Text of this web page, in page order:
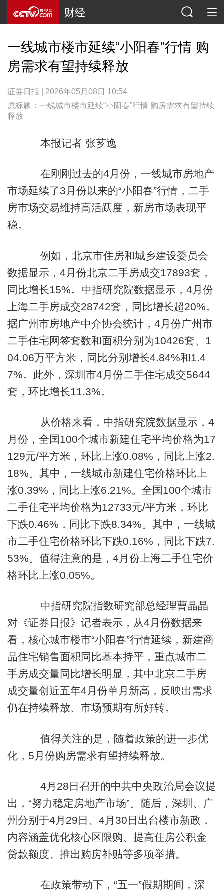
财经
一线城市楼市延续“小阳春”行情 购
房需求有望持续释放
证券日报 | 2026年05月08日 10:54
原标题：一线城市楼市延续“小阳春”行情 购房需求有望持续
释放
本报记者 张芗逸
在刚刚过去的4月份，一线城市房地产
市场延续了3月份以来的“小阳春”行情，二手
房市场交易维持高活跃度，新房市场表现平
稳。
例如，北京市住房和城乡建设委员会
数据显示，4月份北京二手房成交17893套，
同比增长15%。中指研究院数据显示，4月份
上海二手房成交28742套，同比增长超20%。
据广州市房地产中介协会统计，4月份广州市
二手住宅网签套数和面积分别为10426套、1
04.06万平方米，同比分别增长4.84%和1.4
7%。此外，深圳市4月份二手住宅成交5644
套，环比增长11.3%。
从价格来看，中指研究院数据显示，4
月份，全国100个城市新建住宅平均价格为17
129元/平方米，环比上涨0.08%，同比上涨2.
18%。其中，一线城市新建住宅价格环比上
涨0.39%，同比上涨6.21%。全国100个城市
二手住宅平均价格为12733元/平方米，环比
下跌0.46%，同比下跌8.34%。其中，一线城
市二手住宅价格环比下跌0.16%，同比下跌7.
53%。值得注意的是，4月份上海二手住宅价
格环比上涨0.05%。
中指研究院指数研究部总经理曹晶晶
对《证券日报》记者表示，从4月份数据来
看，核心城市楼市“小阳春”行情延续，新建商
品住宅销售面积同比基本持平，重点城市二
手房成交量同比增长明显，其中北京二手房
成交量创近五年4月份单月新高，反映出需求
仍在持续释放、市场预期有所好转。
值得关注的是，随着政策的进一步优
化，5月份购房需求有望持续释放。
4月28日召开的中共中央政治局会议提
出，“努力稳定房地产市场”。随后，深圳、广
州分别于4月29日、4月30日出台楼市新政，
内容涵盖优化核心区限购、提高住房公积金
贷款额度、推出购房补贴等多项举措。
在政策带动下，“五一”假期期间，深